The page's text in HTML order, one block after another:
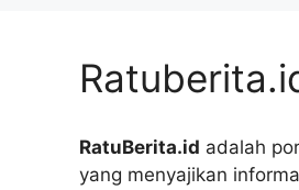
RatuBerita.id adalah
yang menyajikan